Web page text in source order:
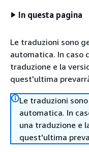
In questa pagina
Le traduzioni sono
automatica. In caso
traduzione e la
quest'ultima
Le traduzioni
automatica. In
una traduzione e
quest'ultima